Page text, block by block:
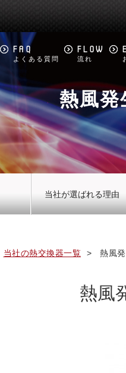
FAQ
よくある質問
FLOW
流れ
熱風
当社が選ばれる理由
当社の熱交換器一覧 熱風
熱風